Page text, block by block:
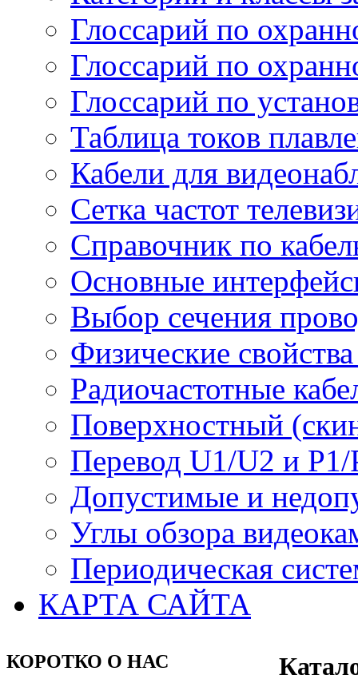
Глоссарий по
Глоссарий по
Глоссарий по
Таблица токов
Кабели для
Сетка частот
Справочник по
Основные
Выбор сечения
Физические
Радиочастотные
Поверхностный
Перевод U1/U2 и
Допустимые и
Углы обзора
Периодическая
КАРТА САЙТА
КОРОТКО О НАС